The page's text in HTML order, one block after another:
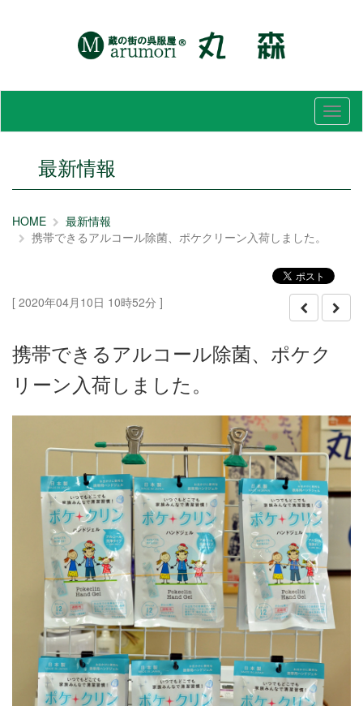
メ
ニ
最新情報
HOME
最新情報
携帯できるアルコール除菌、ポケクリーン入荷しました。
[ 2020年04月10日 10時52分 ]
携帯できるアルコール除菌、ポケク
リーン入荷しました。